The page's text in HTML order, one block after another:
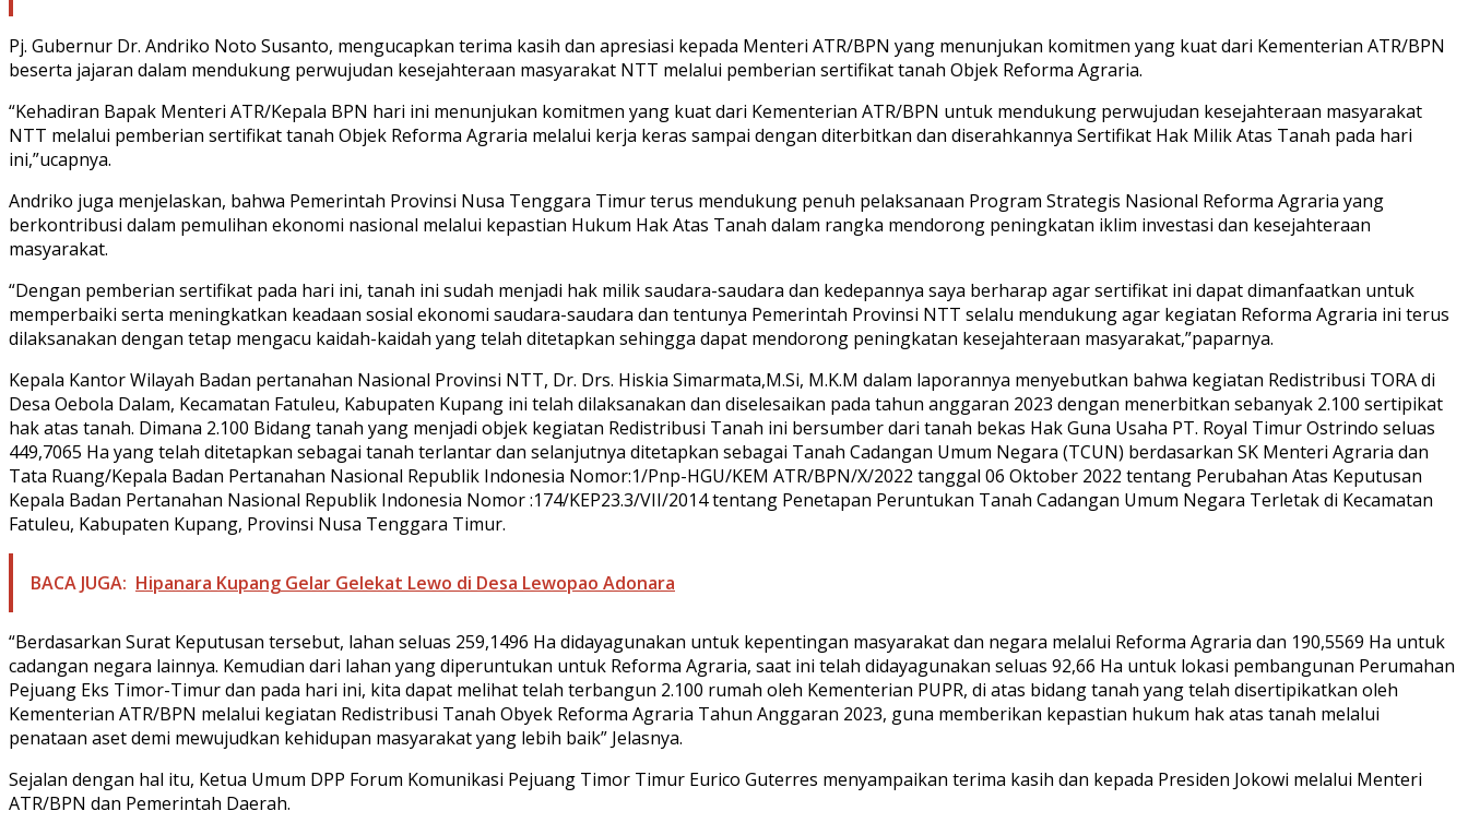
Pj. Gubernur Dr. Andriko Noto Susanto, mengucapkan terima kasih dan apresiasi kepada Menteri ATR/BPN yang menunjukan komitmen yang kuat dari Kementerian ATR/BPN
beserta jajaran dalam mendukung perwujudan kesejahteraan masyarakat NTT melalui pemberian sertifikat tanah Objek Reforma Agraria.
“Kehadiran Bapak Menteri ATR/Kepala BPN hari ini menunjukan komitmen yang kuat dari Kementerian ATR/BPN untuk mendukung perwujudan kesejahteraan masyarakat
NTT melalui pemberian sertifikat tanah Objek Reforma Agraria melalui kerja keras sampai dengan diterbitkan dan diserahkannya Sertifikat Hak Milik Atas Tanah pada hari
ini,”ucapnya.
Andriko juga menjelaskan, bahwa Pemerintah Provinsi Nusa Tenggara Timur terus mendukung penuh pelaksanaan Program Strategis Nasional Reforma Agraria yang
berkontribusi dalam pemulihan ekonomi nasional melalui kepastian Hukum Hak Atas Tanah dalam rangka mendorong peningkatan iklim investasi dan kesejahteraan
masyarakat.
“Dengan pemberian sertifikat pada hari ini, tanah ini sudah menjadi hak milik saudara-saudara dan kedepannya saya berharap agar sertifikat ini dapat dimanfaatkan untuk
memperbaiki serta meningkatkan keadaan sosial ekonomi saudara-saudara dan tentunya Pemerintah Provinsi NTT selalu mendukung agar kegiatan Reforma Agraria ini terus
dilaksanakan dengan tetap mengacu kaidah-kaidah yang telah ditetapkan sehingga dapat mendorong peningkatan kesejahteraan masyarakat,”paparnya.
Kepala Kantor Wilayah Badan pertanahan Nasional Provinsi NTT, Dr. Drs. Hiskia Simarmata,M.Si, M.K.M dalam laporannya menyebutkan bahwa kegiatan Redistribusi TORA di
Desa Oebola Dalam, Kecamatan Fatuleu, Kabupaten Kupang ini telah dilaksanakan dan diselesaikan pada tahun anggaran 2023 dengan menerbitkan sebanyak 2.100 sertipikat
hak atas tanah. Dimana 2.100 Bidang tanah yang menjadi objek kegiatan Redistribusi Tanah ini bersumber dari tanah bekas Hak Guna Usaha PT. Royal Timur Ostrindo seluas
449,7065 Ha yang telah ditetapkan sebagai tanah terlantar dan selanjutnya ditetapkan sebagai Tanah Cadangan Umum Negara (TCUN) berdasarkan SK Menteri Agraria dan
Tata Ruang/Kepala Badan Pertanahan Nasional Republik Indonesia Nomor:1/Pnp-HGU/KEM ATR/BPN/X/2022 tanggal 06 Oktober 2022 tentang Perubahan Atas Keputusan
Kepala Badan Pertanahan Nasional Republik Indonesia Nomor :174/KEP23.3/VII/2014 tentang Penetapan Peruntukan Tanah Cadangan Umum Negara Terletak di Kecamatan
Fatuleu, Kabupaten Kupang, Provinsi Nusa Tenggara Timur.
BACA JUGA: Hipanara Kupang Gelar Gelekat Lewo di Desa Lewopao Adonara
“Berdasarkan Surat Keputusan tersebut, lahan seluas 259,1496 Ha didayagunakan untuk kepentingan masyarakat dan negara melalui Reforma Agraria dan 190,5569 Ha untuk
cadangan negara lainnya. Kemudian dari lahan yang diperuntukan untuk Reforma Agraria, saat ini telah didayagunakan seluas 92,66 Ha untuk lokasi pembangunan Perumahan
Pejuang Eks Timor-Timur dan pada hari ini, kita dapat melihat telah terbangun 2.100 rumah oleh Kementerian PUPR, di atas bidang tanah yang telah disertipikatkan oleh
Kementerian ATR/BPN melalui kegiatan Redistribusi Tanah Obyek Reforma Agraria Tahun Anggaran 2023, guna memberikan kepastian hukum hak atas tanah melalui
penataan aset demi mewujudkan kehidupan masyarakat yang lebih baik” Jelasnya.
Sejalan dengan hal itu, Ketua Umum DPP Forum Komunikasi Pejuang Timor Timur Eurico Guterres menyampaikan terima kasih dan kepada Presiden Jokowi melalui Menteri
ATR/BPN dan Pemerintah Daerah.